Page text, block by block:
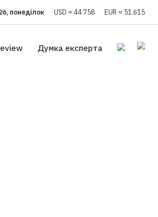
понеділок USD = 44.758 EUR = 51.615
Думка експерта